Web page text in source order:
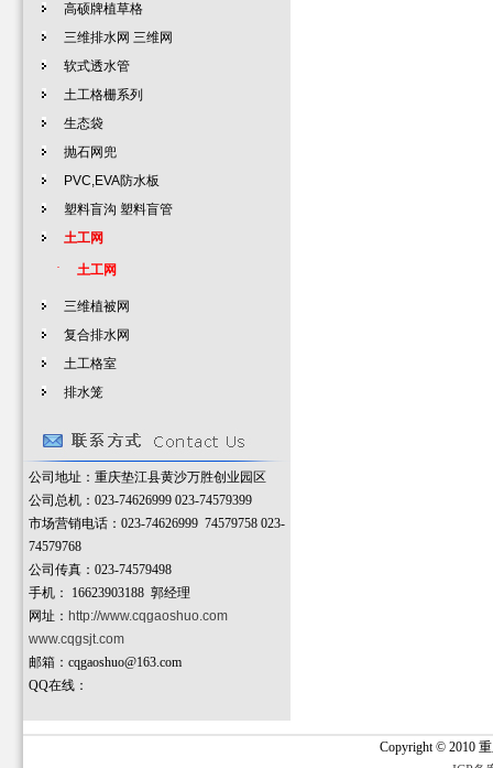
高硕牌植草格
三维排水网 三维网
软式透水管
土工格栅系列
生态袋
抛石网兜
PVC,EVA防水板
塑料盲沟 塑料盲管
土工网
·
土工网
三维植被网
复合排水网
土工格室
排水笼
公司地址：重庆垫江县黄沙万胜创业园区
公司总机：023-74626999 023-74579399
市场营销电话：023-74626999 74579758 023-
74579768
公司传真：023-74579498
手机： 16623903188 郭经理
网址： http://www.cqgaoshuo.com
www.cqgsjt.com
邮箱：cqgaoshuo@163.com
QQ在线：
Copyright © 2010